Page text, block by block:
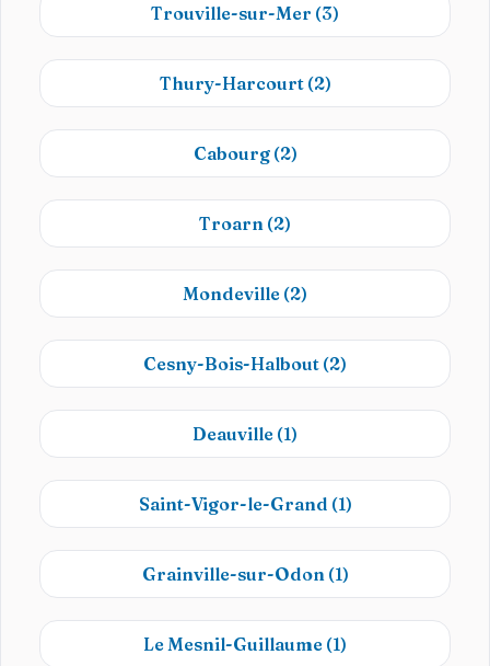
Trouville-sur-Mer (3)
Thury-Harcourt (2)
Cabourg (2)
Troarn (2)
Mondeville (2)
Cesny-Bois-Halbout (2)
Deauville (1)
Saint-Vigor-le-Grand (1)
Grainville-sur-Odon (1)
Le Mesnil-Guillaume (1)